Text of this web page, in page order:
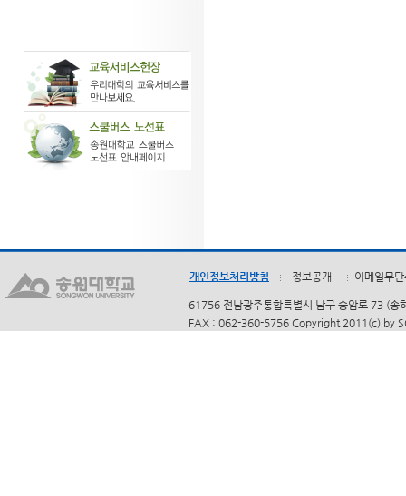
개인정보처리방침 정보공개 이메일무
61756 전남광주통합특별시 남구 송암로 73 (
FAX : 062-360-5756 Copyright 2011(c) by